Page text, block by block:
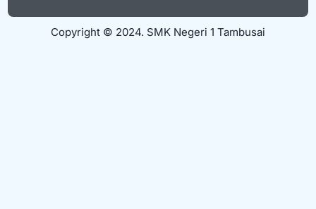
Copyright © 2024. SMK Negeri 1 Tambusai